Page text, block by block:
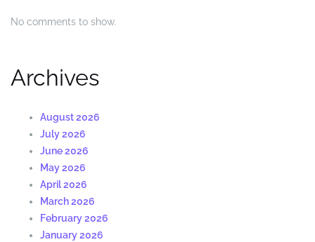
No comments to show.
Archives
August 2026
July 2026
June 2026
May 2026
April 2026
March 2026
February 2026
January 2026